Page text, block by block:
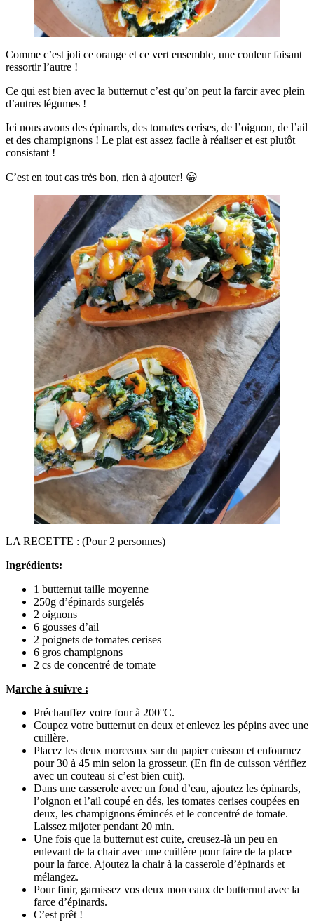
Comme c’est joli ce orange et ce vert ensemble, une couleur faisant
ressortir l’autre !
Ce qui est bien avec la butternut c’est qu’on peut la farcir avec plein
d’autres légumes !
Ici nous avons des épinards, des tomates cerises, de l’oignon, de l’ail
et des champignons ! Le plat est assez facile à réaliser et est plutôt
consistant !
C’est en tout cas très bon, rien à ajouter! 😀
LA RECETTE : (Pour 2 personnes)
Ingrédients:
1 butternut taille moyenne
250g d’épinards surgelés
2 oignons
6 gousses d’ail
2 poignets de tomates cerises
6 gros champignons
2 cs de concentré de tomate
Marche à suivre :
Préchauffez votre four à 200°C.
Coupez votre butternut en deux et enlevez les pépins avec une
cuillère.
Placez les deux morceaux sur du papier cuisson et enfournez
pour 30 à 45 min selon la grosseur. (En fin de cuisson vérifiez
avec un couteau si c’est bien cuit).
Dans une casserole avec un fond d’eau, ajoutez les épinards,
l’oignon et l’ail coupé en dés, les tomates cerises coupées en
deux, les champignons émincés et le concentré de tomate.
Laissez mijoter pendant 20 min.
Une fois que la butternut est cuite, creusez-là un peu en
enlevant de la chair avec une cuillère pour faire de la place
pour la farce. Ajoutez la chair à la casserole d’épinards et
mélangez.
Pour finir, garnissez vos deux morceaux de butternut avec la
farce d’épinards.
C’est prêt !